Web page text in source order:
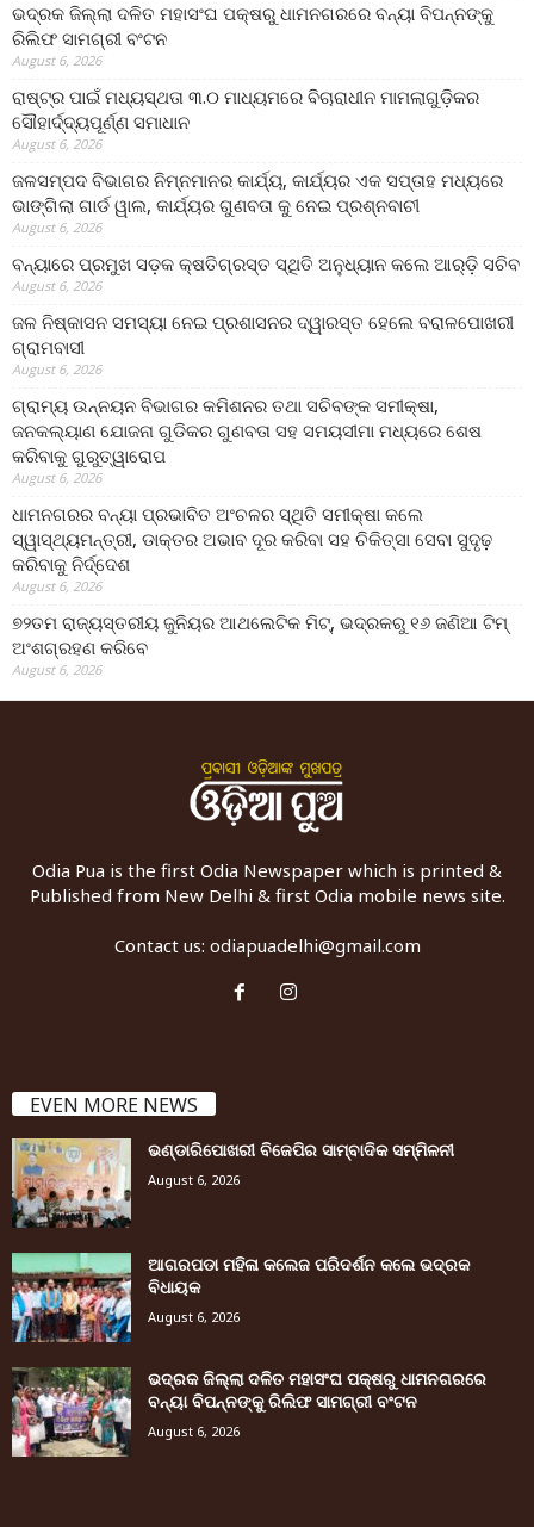
ଭଦ୍ରକ ଜିଲ୍ଲା ଦଳିତ ମହାସଂଘ ପକ୍ଷରୁ ଧାମନଗରରେ ବନ୍ୟା ବିପନ୍ନଙ୍କୁ
ରିଲିଫ ସାମଗ୍ରୀ ବଂଟନ
August 6, 2026
ରାଷ୍ଟ୍ର ପାଇଁ ମଧ୍ୟସ୍ଥତା ୩.୦ ମାଧ୍ୟମରେ ବିଚାରାଧୀନ ମାମଲାଗୁଡ଼ିକର
ସୌହାର୍ଦ୍ଦ୍ୟପୂର୍ଣ୍ଣ ସମାଧାନ
August 6, 2026
ଜଳସମ୍ପଦ ବିଭାଗର ନିମ୍ନମାନର କାର୍ଯ୍ୟ, କାର୍ଯ୍ୟର ଏକ ସପ୍ତାହ ମଧ୍ୟରେ
ଭାଙ୍ଗିଲା ଗାର୍ଡ ୱାଲ, କାର୍ଯ୍ୟର ଗୁଣବତା କୁ ନେଇ ପ୍ରଶ୍ନବାଚୀ
August 6, 2026
ବନ୍ୟାରେ ପ୍ରମୁଖ ସଡ଼କ କ୍ଷତିଗ୍ରସ୍ତ ସ୍ଥିତି ଅନୁଧ୍ୟାନ କଲେ ଆର୍‌ଡ଼ି ସଚିବ
August 6, 2026
ଜଳ ନିଷ୍କାସନ ସମସ୍ୟା ନେଇ ପ୍ରଶାସନର ଦ୍ୱାରସ୍ତ ହେଲେ ବରାଳପୋଖରୀ
ଗ୍ରାମବାସୀ
August 6, 2026
ଗ୍ରାମ୍ୟ ଉନ୍ନୟନ ବିଭାଗର କମିଶନର ତଥା ସଚିବଙ୍କ ସମୀକ୍ଷା,
ଜନକଲ୍ୟାଣ ଯୋଜନା ଗୁଡିକର ଗୁଣବତା ସହ ସମୟସୀମା ମଧ୍ୟରେ ଶେଷ
କରିବାକୁ ଗୁରୁତ୍ୱାରୋପ
August 6, 2026
ଧାମନଗରର ବନ୍ୟା ପ୍ରଭାବିତ ଅଂଚଳର ସ୍ଥିତି ସମୀକ୍ଷା କଲେ
ସ୍ୱାସ୍ଥ୍ୟମନ୍ତ୍ରୀ, ଡାକ୍ତର ଅଭାବ ଦୂର କରିବା ସହ ଚିକିତ୍ସା ସେବା ସୁଦୃଢ଼
କରିବାକୁ ନିର୍ଦ୍ଦେଶ
August 6, 2026
୭୨ତମ ରାଜ୍ୟସ୍ତରୀୟ ଜୁନିୟର ଆଥଲେଟିକ ମିଟ୍‌, ଭଦ୍ରକରୁ ୧୬ ଜଣିଆ ଟିମ୍
ଅଂଶଗ୍ରହଣ କରିବେ
August 6, 2026
Odia Pua is the first Odia Newspaper which is printed &
Published from New Delhi & first Odia mobile news site.
Contact us: odiapuadelhi@gmail.com
EVEN MORE NEWS
ଭଣ୍ଡାରିପୋଖରୀ ବିଜେପିର ସାମ୍ବାଦିକ ସମ୍ମିଳନୀ
August 6, 2026
ଆଗରପଡା ମହିଳା କଲେଜ ପରିଦର୍ଶନ କଲେ ଭଦ୍ରକ
ବିଧାୟକ
August 6, 2026
ଭଦ୍ରକ ଜିଲ୍ଲା ଦଳିତ ମହାସଂଘ ପକ୍ଷରୁ ଧାମନଗରରେ
ବନ୍ୟା ବିପନ୍ନଙ୍କୁ ରିଲିଫ ସାମଗ୍ରୀ ବଂଟନ
August 6, 2026